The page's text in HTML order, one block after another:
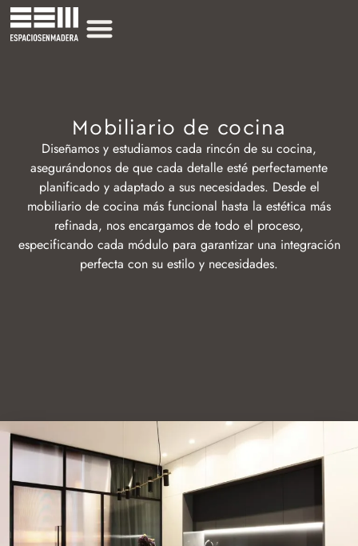
Mobiliario de cocina
Diseñamos y estudiamos cada rincón de su cocina,
asegurándonos de que cada detalle esté perfectamente
planificado y adaptado a sus necesidades. Desde el
mobiliario de cocina más funcional hasta la estética más
refinada, nos encargamos de todo el proceso,
especificando cada módulo para garantizar una integración
perfecta con su estilo y necesidades.